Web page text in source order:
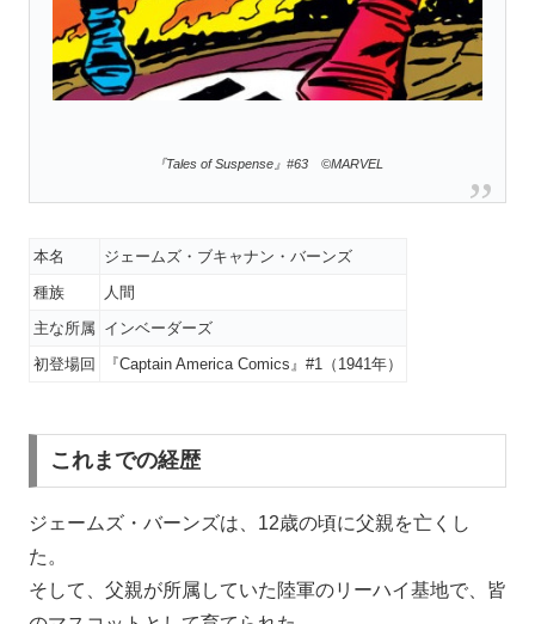
『Tales of Suspense』#63 ©MARVEL
本名
ジェームズ・ブキャナン・バーンズ
種族
人間
主な所属 インベーダーズ
初登場回
『Captain America Comics』#1（1941年）
これまでの経歴
ジェームズ・バーンズは、12歳の頃に父親を亡くし
た。
そして、父親が所属していた陸軍のリーハイ基地で、皆